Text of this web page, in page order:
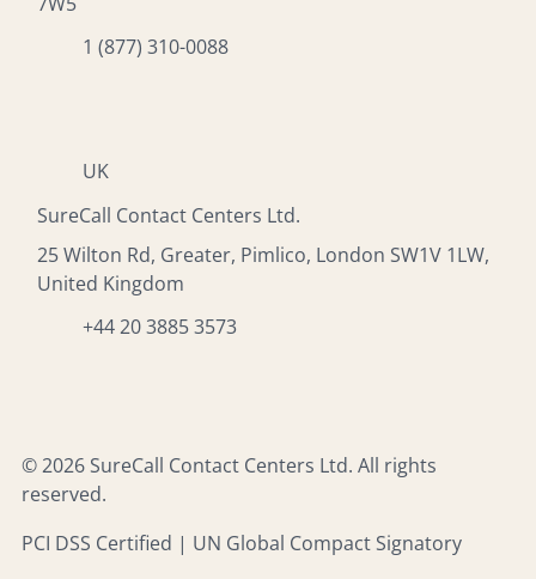
1 (877) 310-0088
UK
SureCall Contact Centers Ltd.
25 Wilton Rd, Greater, Pimlico, London SW1V 1LW,
United Kingdom
+44 20 3885 3573
© 2026 SureCall Contact Centers Ltd. All rights
reserved.
PCI DSS Certified | UN Global Compact Signatory